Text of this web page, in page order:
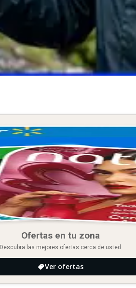
Ofertas en tu zona
Descubra las mejores ofertas cerca de usted
Ver ofertas